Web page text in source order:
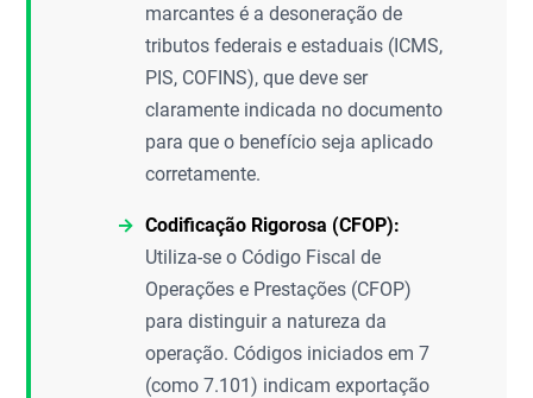
marcantes é a desoneração de
tributos federais e estaduais (ICMS,
PIS, COFINS), que deve ser
claramente indicada no documento
para que o benefício seja aplicado
corretamente.
Codificação Rigorosa (CFOP):
Utiliza-se o Código Fiscal de
Operações e Prestações (CFOP)
para distinguir a natureza da
operação. Códigos iniciados em 7
(como 7.101) indicam exportação